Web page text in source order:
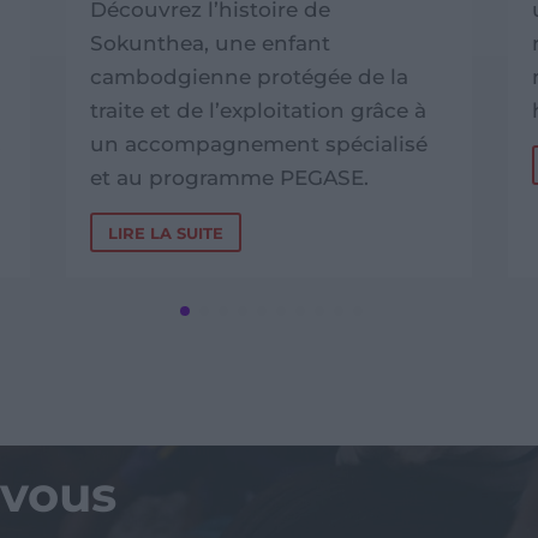
Découvrez l’histoire de
Sokunthea, une enfant
cambodgienne protégée de la
traite et de l’exploitation grâce à
un accompagnement spécialisé
et au programme PEGASE.
LIRE LA SUITE